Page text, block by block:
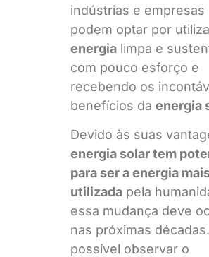
indústrias e empresas
podem optar por
energia limpa e
com pouco esforço e
recebendo os
benefícios da energia
Devido às suas
energia solar tem
para ser a energia
utilizada pela
essa mudança deve
nas próximas
possível observar o